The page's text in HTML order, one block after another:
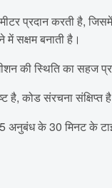
प्रदान करती है,
सक्षम बनाती है।
की स्थिति का सहज
है, कोड संरचना
अनुबंध के 30 मिनट के